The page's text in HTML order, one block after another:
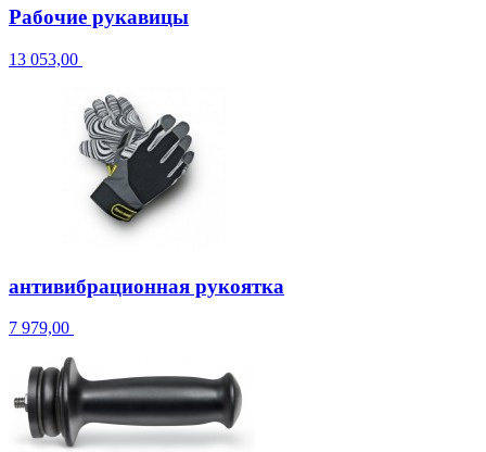
Рабочие рукавицы
13 053,00
антивибрационная рукоятка
7 979,00